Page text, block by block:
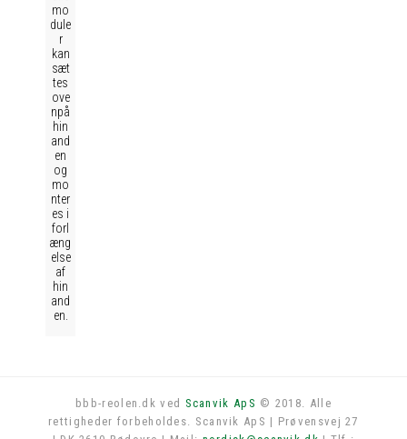
mo
dule
r
kan
sæt
tes
ove
npå
hin
and
en
og
mo
nter
es i
forl
æng
else
af
hin
and
en.
bbb-reolen.dk ved Scanvik ApS © 2018. Alle
rettigheder forbeholdes. Scanvik ApS | Prøvensvej 27